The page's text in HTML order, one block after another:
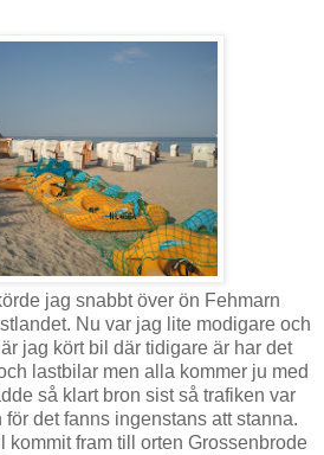
jag snabbt över ön Fehmarn
Nu var jag lite modigare och
jag kört bil där tidigare är har det
lastbilar men alla kommer ju med
så klart bron sist så trafiken var
för det fanns ingenstans att stanna.
kommit fram till orten Grossenbrode